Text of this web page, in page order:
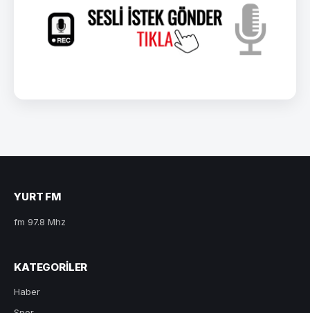
YURT FM
fm 97.8 Mhz
KATEGORILER
Haber